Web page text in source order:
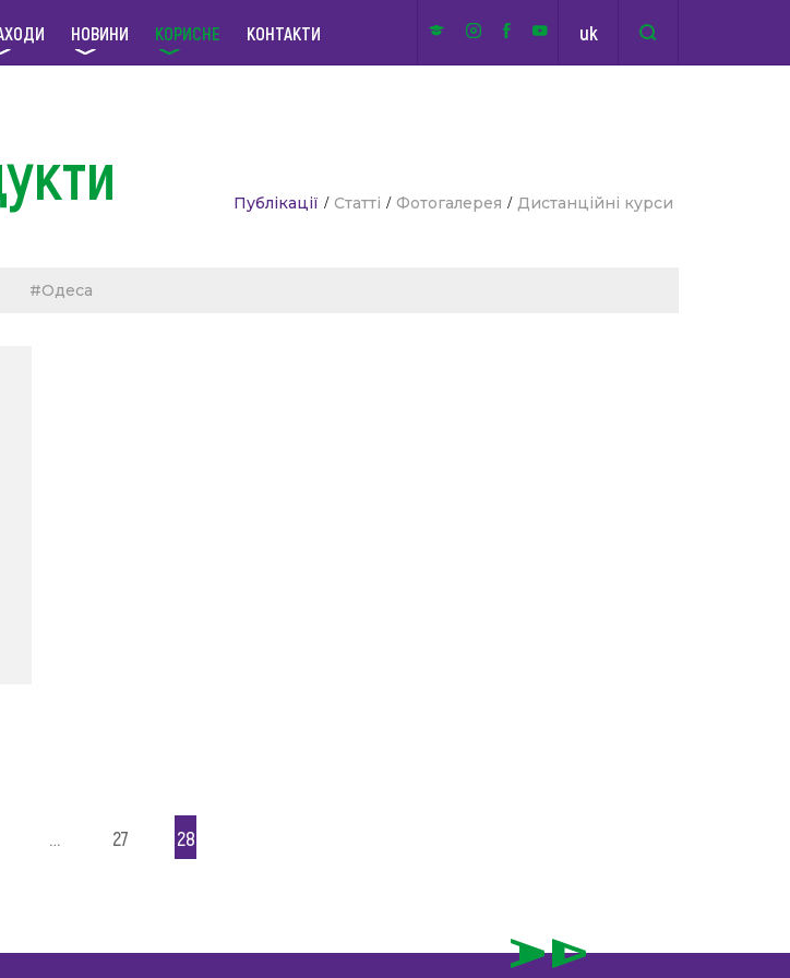
НОВИНИ КОРИСНЕ КОНТАКТИ uk
Публікації / Статті / Фотогалерея / Дистанційні курси
#Одеса
27 28